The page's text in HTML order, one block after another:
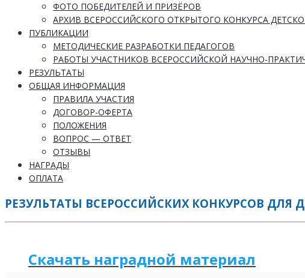
ФОТО ПОБЕДИТЕЛЕЙ И ПРИЗЁРОВ
АРХИВ ВСЕРОССИЙСКОГО ОТКРЫТОГО КОНКУРСА
ПУБЛИКАЦИИ
МЕТОДИЧЕСКИЕ РАЗРАБОТКИ ПЕДАГОГОВ
РАБОТЫ УЧАСТНИКОВ ВСЕРОССИЙСКОЙ НАУЧНО-
РЕЗУЛЬТАТЫ
ОБЩАЯ ИНФОРМАЦИЯ
ПРАВИЛА УЧАСТИЯ
ДОГОВОР-ОФЕРТА
ПОЛОЖЕНИЯ
ВОПРОС — ОТВЕТ
ОТЗЫВЫ
НАГРАДЫ
ОПЛАТА
РЕЗУЛЬТАТЫ ВСЕРОССИЙСКИХ КОНКУРСОВ
Скачать наградной материал